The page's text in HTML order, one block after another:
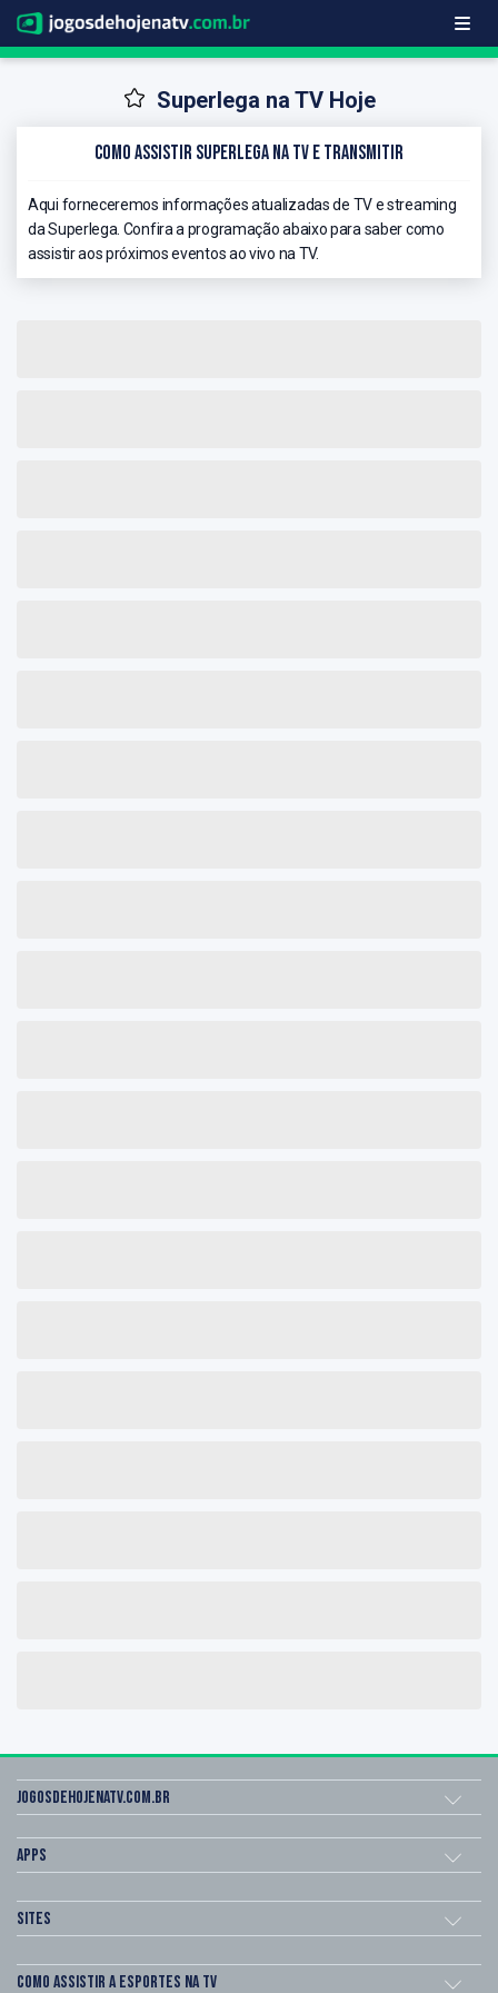
Superlega na TV Hoje
Como Assistir Superlega na TV e Transmitir
Aqui forneceremos informações atualizadas de TV e streaming
da Superlega. Confira a programação abaixo para saber como
assistir aos próximos eventos ao vivo na TV.
Jogosdehojenatv.com.br
Apps
Sites
Como assistir a esportes na TV